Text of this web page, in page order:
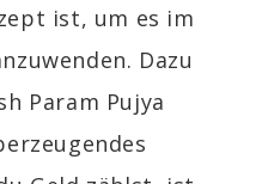
ist, um es im
Dazu
Param Pujya